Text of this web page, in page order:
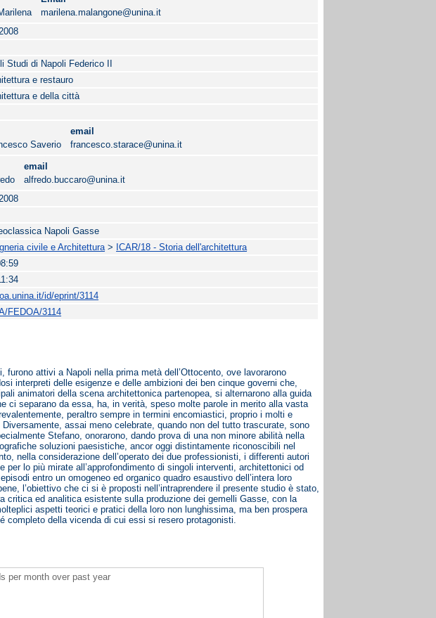
marilena.malangone@unina.it
Studi di Napoli Federico II
e restauro
e della città
email
Saverio
francesco.starace@unina.it
email
alfredo.buccaro@unina.it
Napoli Gasse
civile e Architettura> ICAR/18 - Storia dell'architettura
id/eprint/3114
FEDOA/3114
attivi a Napoli nella prima metà dell’Ottocento, ove lavorarono
interpreti delle esigenze e delle ambizioni dei ben cinque governi che,
animatori della scena architettonica partenopea, si alternarono alla guida
ci separano da essa, ha, in verità, speso molte parole in merito alla vasta
peraltro sempre in termini encomiastici, proprio i molti e
assai meno celebrate, quando non del tutto trascurate, sono
Stefano, onorarono, dando prova di una non minore abilità nella
soluzioni paesistiche, ancor oggi distintamente riconoscibili nel
nella considerazione dell’operato dei due professionisti, i differenti autori
lo più mirate all’approfondimento di singoli interventi, architettonici od
entro un omogeneo ed organico quadro esaustivo dell’intera loro
l’obiettivo che ci si è proposti nell’intraprendere il presente studio è stato,
critica ed analitica esistente sulla produzione dei gemelli Gasse, con la
aspetti teorici e pratici della loro non lunghissima, ma ben prospera
della vicenda di cui essi si resero protagonisti.
per month over past year